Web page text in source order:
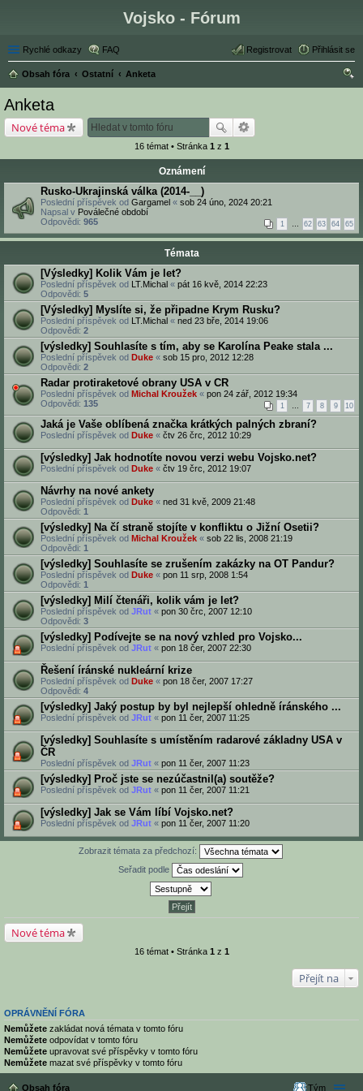
Vojsko - Fórum
Rychlé odkazy FAQ Přihlásit se
Registrovat
Obsah fóra Ostatní
Anketa
Anketa
Nové téma
16 témat • Stránka 1 z 1
Oznámení
Rusko-Ukrajinská válka (2014-__)
Poslední příspěvek od Gargamel « sob 24 úno, 2024 20:21
Napsal v Poválečné období
Odpovědi: 965 1 … 62 63 64 65
Témata
[Výsledky] Kolik Vám je let?
Poslední příspěvek od LT.Michal « pát 16 kvě, 2014 22:23
Odpovědi: 5
[Výsledky] Myslíte si, že připadne Krym Rusku?
Poslední příspěvek od LT.Michal « ned 23 bře, 2014 19:06
Odpovědi: 2
[výsledky] Souhlasíte s tím, aby se Karolína Peake stala ...
Poslední příspěvek od Duke « sob 15 pro, 2012 12:28
Odpovědi: 2
Radar protiraketové obrany USA v CR
Poslední příspěvek od Michal Kroužek « pon 24 zář, 2012 19:34
Odpovědi: 135 1 … 7 8 9 10
Jaká je Vaše oblíbená značka krátkých palných zbraní?
Poslední příspěvek od Duke « čtv 26 črc, 2012 10:29
[výsledky] Jak hodnotíte novou verzi webu Vojsko.net?
Poslední příspěvek od Duke « čtv 19 črc, 2012 19:07
Návrhy na nové ankety
Poslední příspěvek od Duke « ned 31 kvě, 2009 21:48
Odpovědi: 1
[výsledky] Na čí straně stojíte v konfliktu o Jižní Osetii?
Poslední příspěvek od Michal Kroužek « sob 22 lis, 2008 21:19
Odpovědi: 1
[výsledky] Souhlasíte se zrušením zakázky na OT Pandur?
Poslední příspěvek od Duke « pon 11 srp, 2008 1:54
Odpovědi: 1
[výsledky] Milí čtenáři, kolik vám je let?
Poslední příspěvek od JRut « pon 30 črc, 2007 12:10
Odpovědi: 3
[výsledky] Podívejte se na nový vzhled pro Vojsko...
Poslední příspěvek od JRut « pon 18 čer, 2007 22:30
Řešení íránské nukleární krize
Poslední příspěvek od Duke « pon 18 čer, 2007 17:27
Odpovědi: 4
[výsledky] Jaký postup by byl nejlepší ohledně íránského ...
Poslední příspěvek od JRut « pon 11 čer, 2007 11:25
[výsledky] Souhlasíte s umístěním radarové základny USA v
ČR
Poslední příspěvek od JRut « pon 11 čer, 2007 11:23
[výsledky] Proč jste se nezúčastnil(a) soutěže?
Poslední příspěvek od JRut « pon 11 čer, 2007 11:21
[výsledky] Jak se Vám líbí Vojsko.net?
Poslední příspěvek od JRut « pon 11 čer, 2007 11:20
Zobrazit témata za předchozí:
Seřadit podle
Nové téma
16 témat • Stránka 1 z 1
Přejít na
OPRÁVNĚNÍ FÓRA
Nemůžete zakládat nová témata v tomto fóru
Nemůžete odpovídat v tomto fóru
Nemůžete upravovat své příspěvky v tomto fóru
Nemůžete mazat své příspěvky v tomto fóru
Obsah fóra Tým